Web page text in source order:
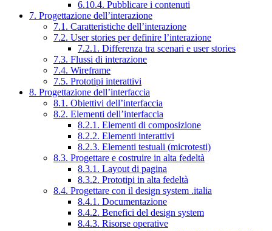
6.10.4. Pubblicare i contenuti
7. Progettazione dell’interazione
7.1. Caratteristiche dell’interazione
7.2. User stories per definire l’interazione
7.2.1. Differenza tra scenari e user stories
7.3. Flussi di interazione
7.4. Wireframe
7.5. Prototipi interattivi
8. Progettazione dell’interfaccia
8.1. Obiettivi dell’interfaccia
8.2. Elementi dell’interfaccia
8.2.1. Elementi di composizione
8.2.2. Elementi interattivi
8.2.3. Elementi testuali (microtesti)
8.3. Progettare e costruire in alta fedeltà
8.3.1. Layout di pagina
8.3.2. Prototipi in alta fedeltà
8.4. Progettare con il design system .italia
8.4.1. Documentazione
8.4.2. Benefici del design system
8.4.3. Risorse operative